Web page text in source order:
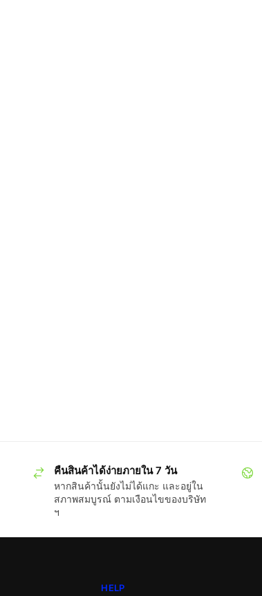
คืนสินค้าได้ง่ายภายใน 7 วัน
หากสินค้านั้นยังไม่ได้แกะ และอยู่ใน
สภาพสมบูรณ์ ตามเงือนไขของบริษัท
ฯ
HELP